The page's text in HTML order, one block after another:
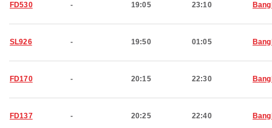
FD530 - 19:05 23:10
SL926 - 19:50 01:05
FD170 - 20:15 22:30
FD137 - 20:25 22:40